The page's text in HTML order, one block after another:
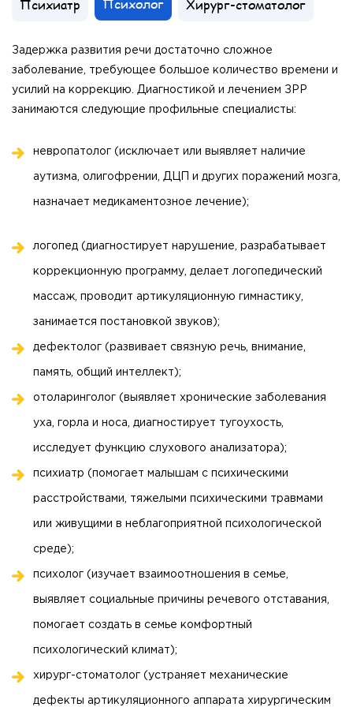
Психиатр Хирург-стоматолог
Задержка развития речи достаточно сложное
заболевание, требующее большое количество времени и
усилий на коррекцию. Диагностикой и лечением ЗРР
занимаются следующие профильные специалисты:
невропатолог (исключает или выявляет наличие
аутизма, олигофрении, ДЦП и других поражений мозга,
назначает медикаментозное лечение);
логопед (диагностирует нарушение, разрабатывает
коррекционную программу, делает логопедический
массаж, проводит артикуляционную гимнастику,
занимается постановкой звуков);
дефектолог (развивает связную речь, внимание,
память, общий интеллект);
отоларинголог (выявляет хронические заболевания
уха, горла и носа, диагностирует тугоухость,
исследует функцию слухового анализатора);
психиатр (помогает малышам с психическими
расстройствами, тяжелыми психическими травмами
или живущими в неблагоприятной психологической
среде);
психолог (изучает взаимоотношения в семье,
выявляет социальные причины речевого отставания,
помогает создать в семье комфортный
психологический климат);
хирург-стоматолог (устраняет механические
дефекты артикуляционного аппарата хирургическим